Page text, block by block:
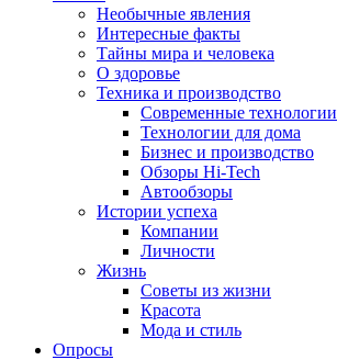
Необычные явления
Интересные факты
Тайны мира и человека
О здоровье
Техника и производство
Современные технологии
Технологии для дома
Бизнес и производство
Обзоры Hi-Tech
Автообзоры
Истории успеха
Компании
Личности
Жизнь
Советы из жизни
Красота
Мода и стиль
Опросы